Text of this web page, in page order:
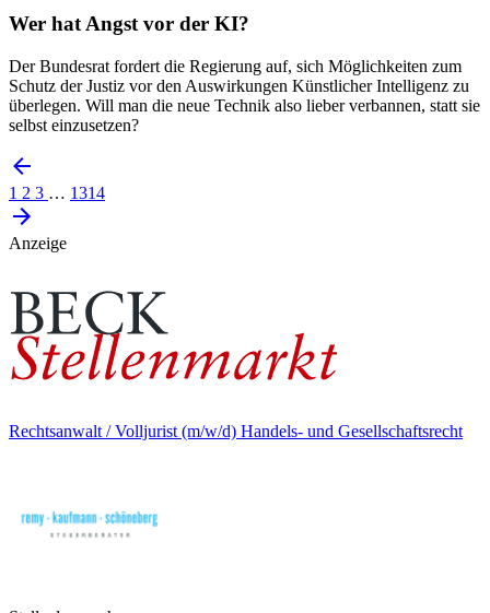
Wer hat Angst vor der KI?
Der Bundesrat fordert die Regierung auf, sich Möglichkeiten zum
Schutz der Justiz vor den Auswirkungen Künstlicher Intelligenz zu
überlegen. Will man die neue Technik also lieber verbannen, statt sie
selbst einzusetzen?
1 2 3 … 1314
Anzeige
Rechtsanwalt / Volljurist (m/w/d) Handels- und Gesellschaftsrecht